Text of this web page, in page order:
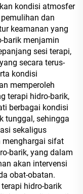
kondisi atmosfer
dan
keamanan yang
barik menjamin
sesi terapi,
secara terus-
kondisi
memperoleh
terapi hidro-barik,
berbagai kondisi
tunggal, sehingga
sekaligus
menghargai sifat
barik, yang dalam
akan intervensi
obat-obatan.
hidro-barik